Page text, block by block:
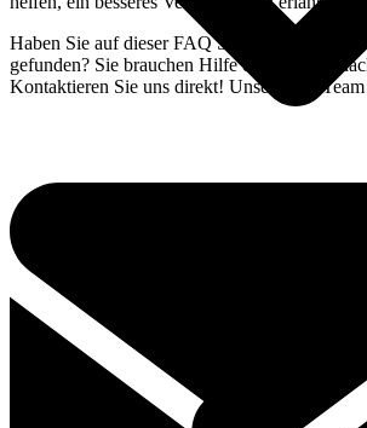
Haben Sie auf dieser FAQ Seite keine
gefunden? Sie brauchen Hilfe oder suchen
Kontaktieren Sie uns direkt! Unser GFT